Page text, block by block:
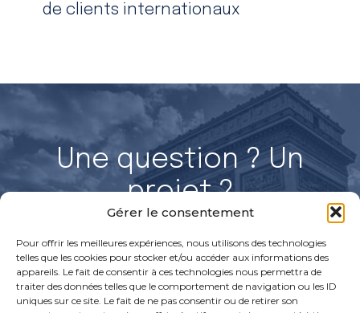
Gérer le consentement
Pour offrir les meilleures expériences, nous utilisons des technologies
telles que les cookies pour stocker et/ou accéder aux informations des
appareils. Le fait de consentir à ces technologies nous permettra de
traiter des données telles que le comportement de navigation ou les ID
uniques sur ce site. Le fait de ne pas consentir ou de retirer son
de clients internationaux
Une question ? Un
projet ?
Parlons-en !
Discuter avec un expert Rejoignez nos équipes